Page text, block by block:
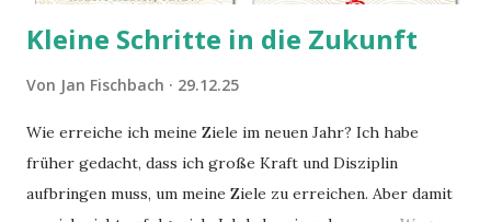
Kleine Schritte in die Zukunft
Von Jan Fischbach 29.12.25
Wie erreiche ich meine Ziele im neuen Jahr? Ich habe
früher gedacht, dass ich große Kraft und Disziplin
aufbringen muss, um meine Ziele zu erreichen. Aber damit